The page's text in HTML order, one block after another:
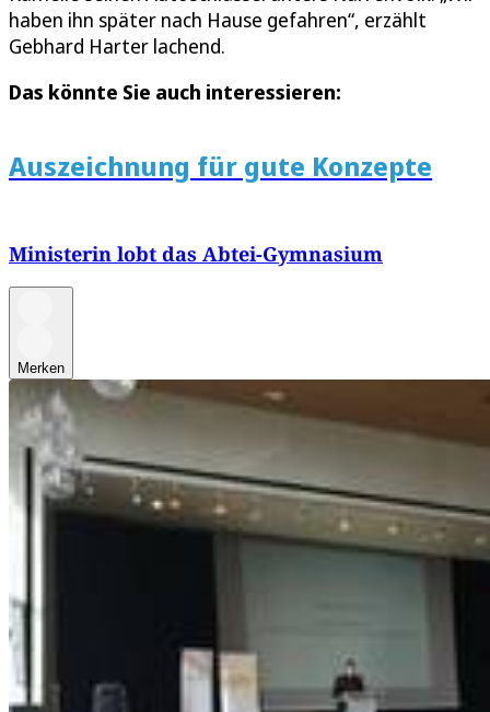
haben ihn später nach Hause gefahren“, erzählt
Gebhard Harter lachend.
Das könnte Sie auch interessieren:
Auszeichnung für gute Konzepte
Ministerin lobt das Abtei-Gymnasium
Merken